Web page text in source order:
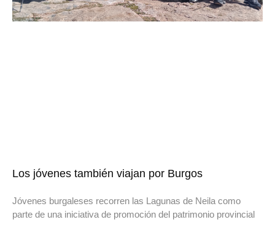
Los jóvenes también viajan por Burgos
Jóvenes burgaleses recorren las Lagunas de Neila como
parte de una iniciativa de promoción del patrimonio provincial